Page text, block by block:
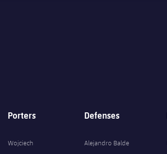
Porters
Wojciech
Defenses
Alejandro Balde